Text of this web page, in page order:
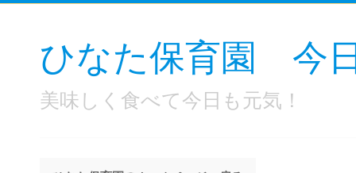
ひなた保育園 今
美味しく食べて今日も元気！